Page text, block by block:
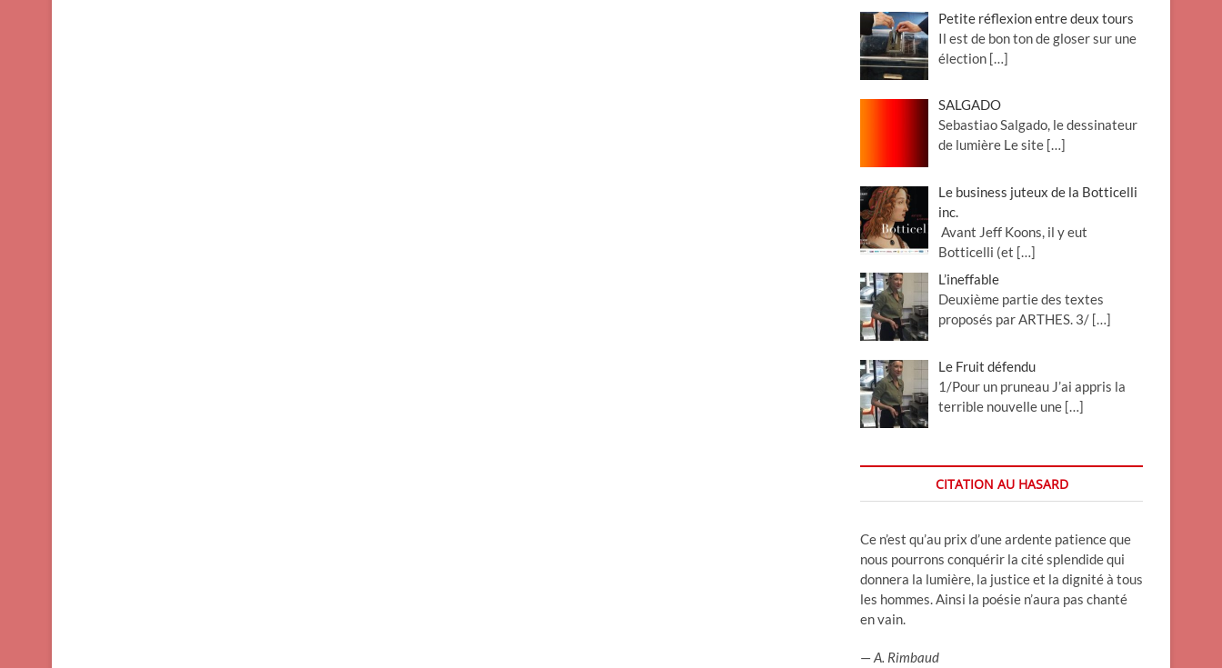
Petite réflexion entre deux tours
Il est de bon ton de gloser sur une
élection […]
SALGADO
Sebastiao Salgado, le dessinateur
de lumière Le site […]
Le business juteux de la Botticelli
inc.
Avant Jeff Koons, il y eut
Botticelli (et […]
L’ineffable
Deuxième partie des textes
proposés par ARTHES. 3/ […]
Le Fruit défendu
1/Pour un pruneau J’ai appris la
terrible nouvelle une […]
CITATION AU HASARD
Ce n’est qu’au prix d’une ardente patience que
nous pourrons conquérir la cité splendide qui
donnera la lumière, la justice et la dignité à tous
les hommes. Ainsi la poésie n’aura pas chanté
en vain.
—A. Rimbaud